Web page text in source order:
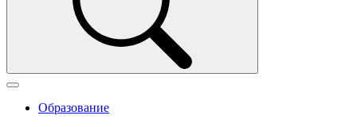
Образование